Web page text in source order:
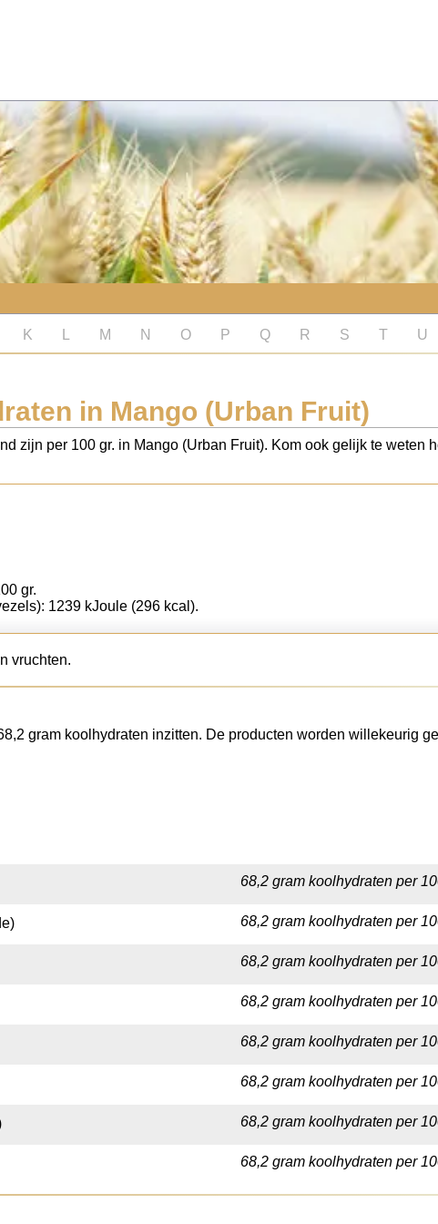
K M N O P Q R S T U
in Mango (Urban Fruit)
zijn per 100 gr. in Mango (Urban Fruit). Kom ook gelijk te weten
gr.
1239 kJoule (296 kcal).
vruchten.
gram koolhydraten inzitten. De producten worden willekeurig
68,2 gram koolhydraten per
68,2 gram koolhydraten per
68,2 gram koolhydraten per
68,2 gram koolhydraten per
68,2 gram koolhydraten per
68,2 gram koolhydraten per
68,2 gram koolhydraten per
68,2 gram koolhydraten per